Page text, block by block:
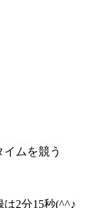
ムを競う
2分15秒(^^♪